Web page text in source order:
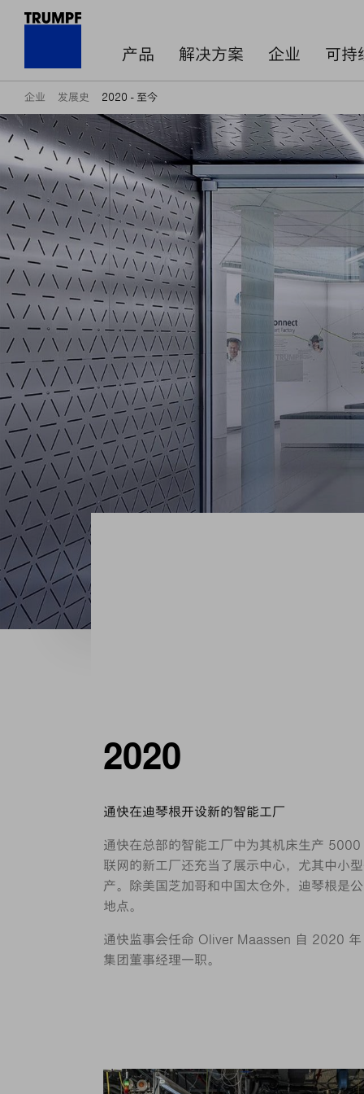
产品 解决方案 企业 可持
企业 发展史 2020 - 至今
2020
通快在迪琴根开设新的智能工厂
通快在总部的智能工厂中为其机床生产
联网的新工厂还充当了展示中心，尤其中小
产。除美国芝加哥和中国太仓外，迪琴根是
地点。
通快监事会任命 Oliver Maassen 自 2020
集团董事经理一职。